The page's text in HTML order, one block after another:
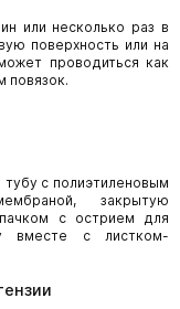
или несколько раз в
поверхность или на
проводиться как
повязок.
с полиэтиленовым
закрытую
с острием для
вместе с листком-